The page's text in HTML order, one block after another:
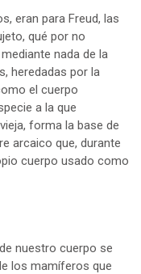
eran para Freud, las
qué por no
nada de la
heredadas por la
el cuerpo
a la que
forma la base de
arcaico que, durante
cuerpo usado como
nuestro cuerpo se
los mamíferos que